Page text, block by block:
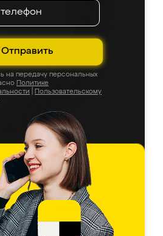
Отправить
на передачу персональных
Политике
Пользовательскому